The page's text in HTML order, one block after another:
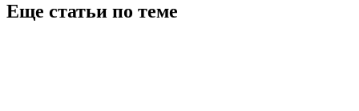
Еще статьи по теме